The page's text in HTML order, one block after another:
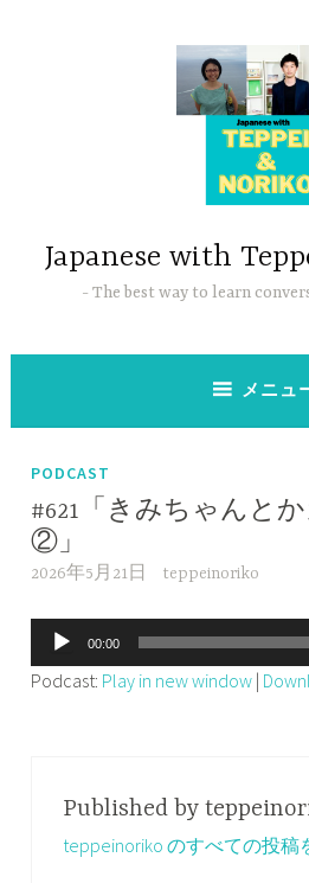
Japanese with
The best way to learn
メニュ
PODCAST
#621「きみちゃんと
②」
2026年5月21日 teppeinoriko
声
プ
00:00
Podcast: Play in new window |
Published by
teppeinoriko のすべての投稿